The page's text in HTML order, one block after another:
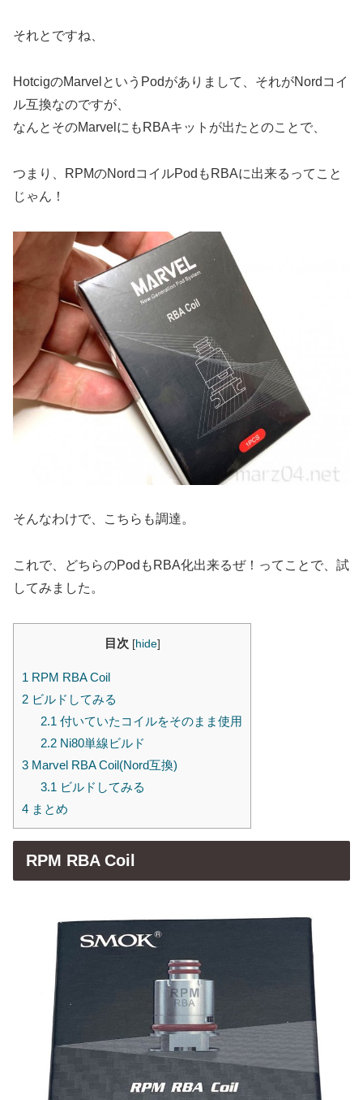
それとですね、
HotcigのMarvelというPodがありまして、それがNordコイ
ル互換なのですが、
なんとそのMarvelにもRBAキットが出たとのことで、
つまり、RPMのNordコイルPodもRBAに出来るってこと
じゃん！
そんなわけで、こちらも調達。
これで、どちらのPodもRBA化出来るぜ！ってことで、試
してみました。
目次 [hide]
1 RPM RBA Coil
2 ビルドしてみる
2.1 付いていたコイルをそのまま使用
2.2Ni80単線ビルド
3 Marvel RBA Coil(Nord互換)
3.1 ビルドしてみる
4 まとめ
RPM RBA Coil